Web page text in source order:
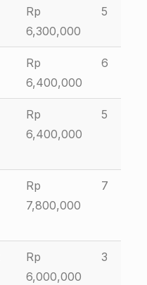
Rp
6,300,000
5
Rp
6,400,000
6
Rp
6,400,000
5
Rp
7,800,000
7
Rp
6,000,000
3